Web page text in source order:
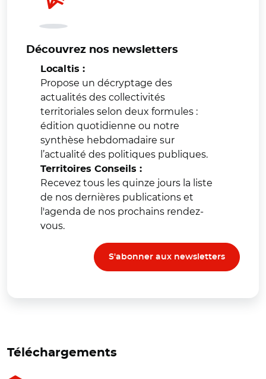
Découvrez nos newsletters
Localtis :
Propose un décryptage des
actualités des collectivités
territoriales selon deux formules :
édition quotidienne ou notre
synthèse hebdomadaire sur
l’actualité des politiques publiques.
Territoires Conseils :
Recevez tous les quinze jours la liste
de nos dernières publications et
l'agenda de nos prochains rendez-
vous.
S'abonner aux newsletters
Téléchargements